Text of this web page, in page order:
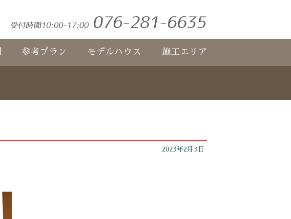
参考プラン モデルハウス 施工エリア
2023年2月3日